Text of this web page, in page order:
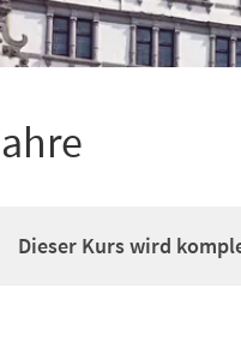
Dieser Kurs wird